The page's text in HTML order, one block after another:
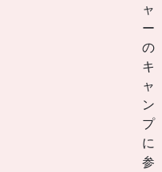
ャ
ー
の
キ
ャ
ン
プ
に
参